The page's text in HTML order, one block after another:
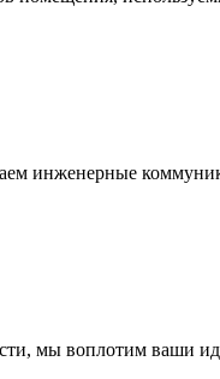
инженерные
мы воплотим ваши